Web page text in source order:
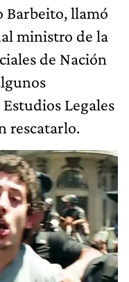
Barbeito, llamó
ministro de la
de Nación
Legales
rescatarlo.